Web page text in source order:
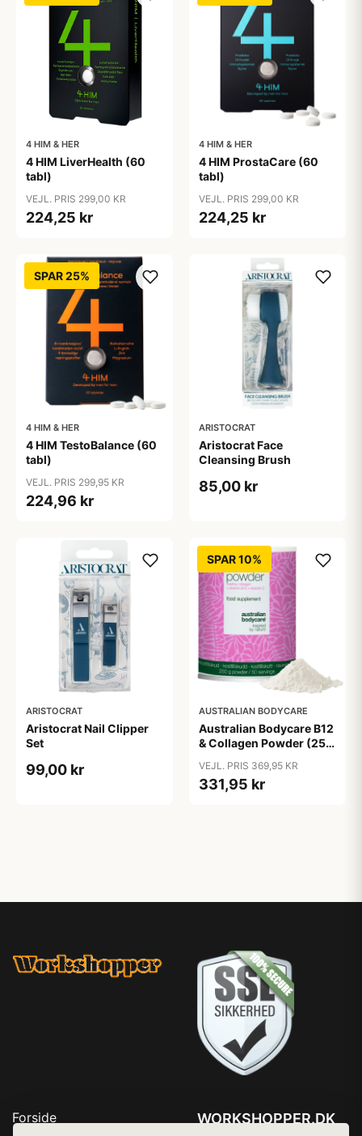
4 HIM & HER
4 HIM LiverHealth (60
tabl)
VEJL. PRIS 299,00 KR
224,25 kr
4 HIM & HER
4 HIM ProstaCare (60
tabl)
VEJL. PRIS 299,00 KR
224,25 kr
SPAR 25%
4 HIM & HER
4 HIM TestoBalance (60
tabl)
VEJL. PRIS 299,95 KR
224,96 kr
ARISTOCRAT
Aristocrat Face
Cleansing Brush
85,00 kr
ARISTOCRAT
Aristocrat Nail Clipper
Set
99,00 kr
SPAR 10%
AUSTRALIAN BODYCARE
Australian Bodycare B12
& Collagen Powder (250
VEJL. PRIS 369,95 KR
331,95 kr
Forside
WORKSHOPPER.DK